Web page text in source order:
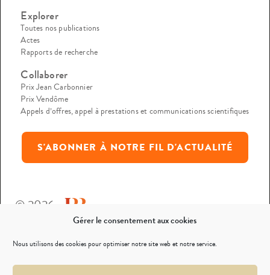
Gérer le consentement aux cookies
Nous utilisons des cookies pour optimiser notre site web et notre service.
Explorer
Toutes nos publications
Actes
Rapports de recherche
Collaborer
Prix Jean Carbonnier
Prix Vendôme
Appels d’offres, appel à prestations et communications scientifiques
S'ABONNER À NOTRE FIL D'ACTUALITÉ
© 2026